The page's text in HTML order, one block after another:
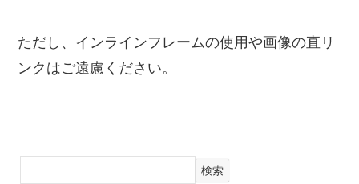
ただし、インラインフレームの使用や画像の直リ
ンクはご遠慮ください。
検索